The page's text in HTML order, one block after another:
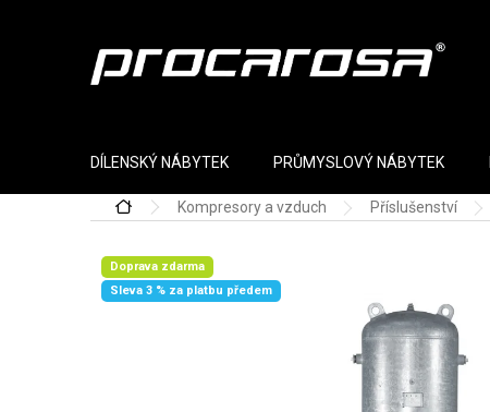
DÍLENSKÝ NÁBYTEK PRŮMYSLOVÝ NÁBYTEK
Domů Kompresory a vzduch Příslušenství
Doprava zdarma
Sleva 3 % za platbu předem